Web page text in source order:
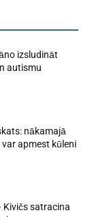
izsludināt
autismu
nākamajā
apmest kūleni
Kivičs satracina